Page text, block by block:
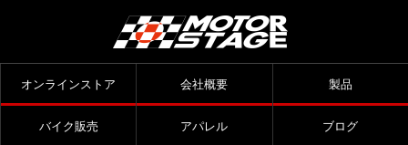
オンラインストア 会社概要 製品
バイク販売 アパレル ブログ